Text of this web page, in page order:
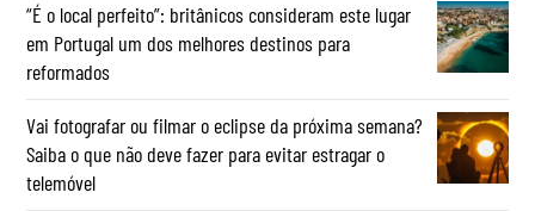
“É o local perfeito”: britânicos consideram este lugar
em Portugal um dos melhores destinos para
reformados
Vai fotografar ou filmar o eclipse da próxima semana?
Saiba o que não deve fazer para evitar estragar o
telemóvel